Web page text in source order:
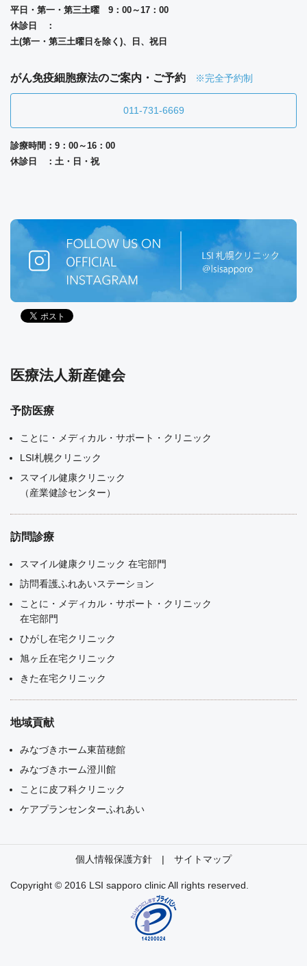
平日・第一・第三土曜 9：00～17：00
休診日 ：
土(第一・第三土曜日を除く)、日、祝日
がん免疫細胞療法のご案内・ご予約 ※完全予約制
011-731-6669
診療時間：9：00～16：00
休診日 ：土・日・祝
医療法人新産健会
予防医療
ことに・メディカル・サポート・クリニック
LSI札幌クリニック
スマイル健康クリニック
（産業健診センター）
訪問診療
スマイル健康クリニック 在宅部門
訪問看護ふれあいステーション
ことに・メディカル・サポート・クリニック
在宅部門
ひがし在宅クリニック
旭ヶ丘在宅クリニック
きた在宅クリニック
地域貢献
みなづきホーム東苗穂館
みなづきホーム澄川館
ことに皮フ科クリニック
ケアプランセンターふれあい
個人情報保護方針 サイトマップ
Copyright © 2016 LSI sapporo clinic All rights reserved.